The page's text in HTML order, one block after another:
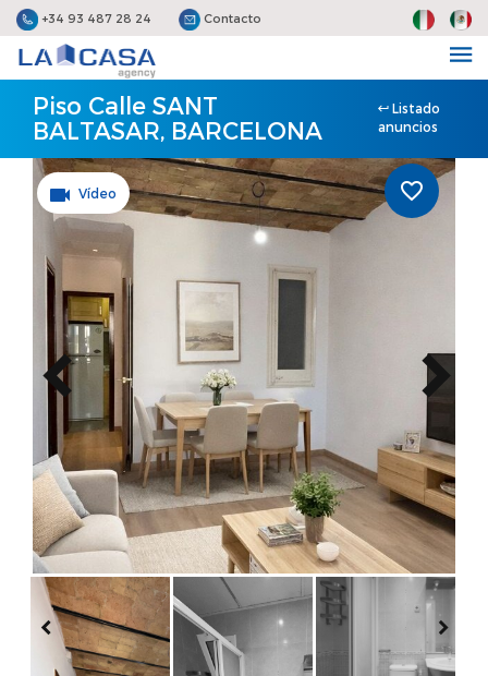
+34 93 487 28 24 Contacto
Piso Calle SANT
BALTASAR, BARCELONA
Listado
anuncios
Vídeo